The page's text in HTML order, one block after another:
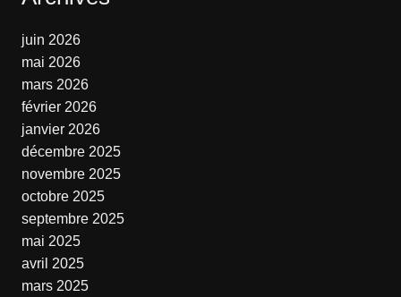
juin 2026
mai 2026
mars 2026
février 2026
janvier 2026
décembre 2025
novembre 2025
octobre 2025
septembre 2025
mai 2025
avril 2025
mars 2025